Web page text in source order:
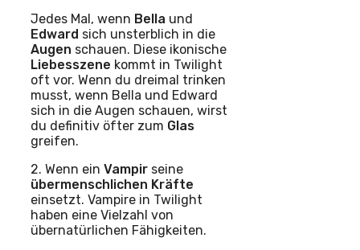
Jedes Mal, wenn Bella und
Edward sich unsterblich in die
Augen schauen. Diese ikonische
Liebesszene kommt in Twilight
oft vor. Wenn du dreimal trinken
musst, wenn Bella und Edward
sich in die Augen schauen, wirst
du definitiv öfter zum Glas
greifen.
2. Wenn ein Vampir seine
übermenschlichen Kräfte
einsetzt. Vampire in Twilight
haben eine Vielzahl von
übernatürlichen Fähigkeiten.